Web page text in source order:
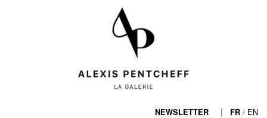
NEWSLETTER | FR / EN